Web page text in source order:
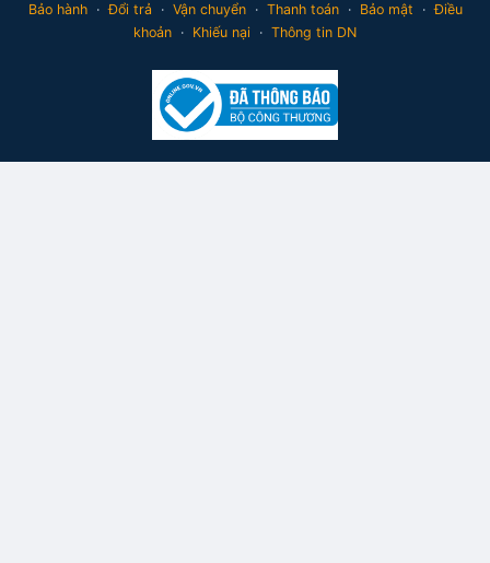
Bảo hành·Đổi trả · Vận chuyển· Thanh toán· Bảo mật ·Điều
khoản · Khiếu nại · Thông tin DN